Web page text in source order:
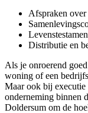
Afspraken over
Distributie en
Als je onroerend
woning of een
Maar ook bij executie
onderneming binnen
Doldersum om de